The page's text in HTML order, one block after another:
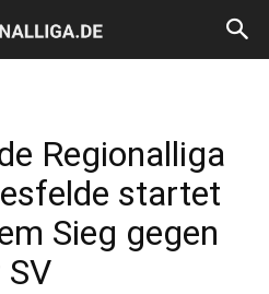
Regionalliga
startet
Sieg gegen